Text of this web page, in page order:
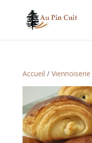
Accueil / Viennoiserie